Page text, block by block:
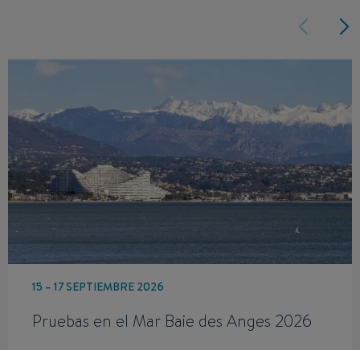
15 – 17 SEPTIEMBRE 2026
Pruebas en el Mar Baie des Anges 2026